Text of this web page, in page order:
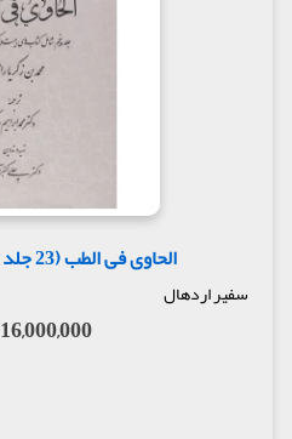
الحاوی فی الطب (23 جلد در 5 مجلد) فارسی
سفیر اردهال
16,000,000 تومان